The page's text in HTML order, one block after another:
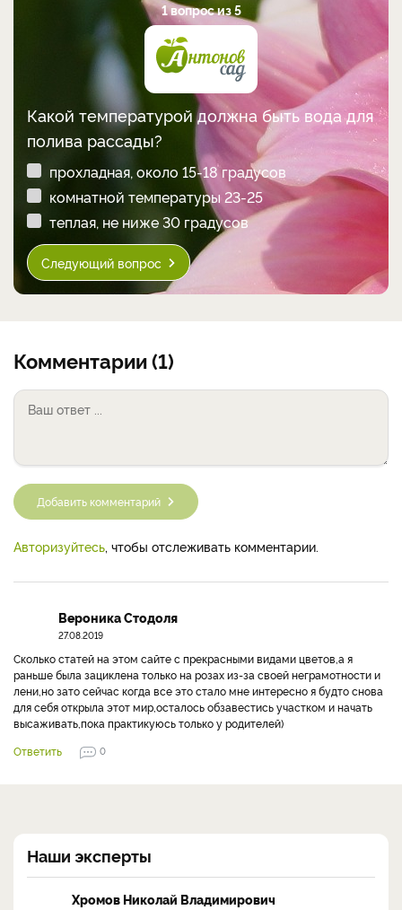
1 вопрос из 5
Какой температурой должна быть вода для
полива рассады?
прохладная, около 15-18 градусов
комнатной температуры 23-25
теплая, не ниже 30 градусов
Следующий вопрос
Комментарии (1)
Добавить комментарий
Авторизуйтесь, чтобы отслеживать комментарии.
Вероника Стодоля
27.08.2019
Сколько статей на этом сайте с прекрасными видами цветов,а я
раньше была зациклена только на розах из-за своей неграмотности и
лени,но зато сейчас когда все это стало мне интересно я будто снова
для себя открыла этот мир,осталось обзавестись участком и начать
высаживать,пока практикуюсь только у родителей)
Ответить
0
Наши эксперты
Хромов Николай Владимирович